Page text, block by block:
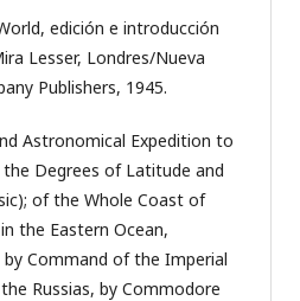
edición e introducción
Lesser, Londres/Nueva
Publishers, 1945.
Astronomical Expedition to
Degrees of Latitude and
of the Whole Coast of
the Eastern Ocean,
Command of the Imperial
Russias, by Commodore